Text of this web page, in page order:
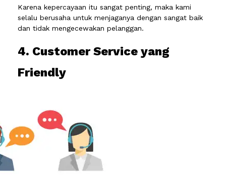
Karena kepercayaan itu sangat penting, maka kami
selalu berusaha untuk menjaganya dengan sangat baik
dan tidak mengecewakan pelanggan.
4. Customer Service yang
Friendly